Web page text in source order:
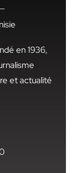
en 1936,
et actualité